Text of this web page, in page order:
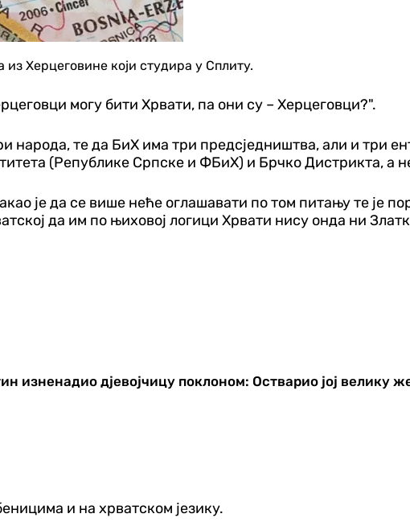
Херцеговине који студира у Сплиту.
могу бити Хрвати, па они су – Херцеговци?".
те да БиХ има три предсједништва, али и три
(Републике Српске и ФБиХ) и Брчко Дистрикта, а
је да се више неће оглашавати по том питању те је
да им по њиховој логици Хрвати нису онда ни
изненадио дјевојчицу поклоном: Остварио јој велику
и на хрватском језику.